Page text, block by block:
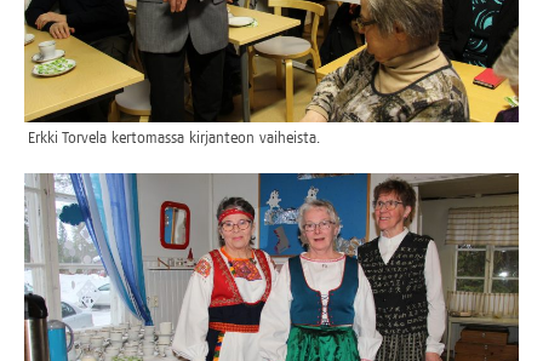
Erk­ki Tor­ve­la ker­to­mas­sa kir­jan­teon vaiheista.